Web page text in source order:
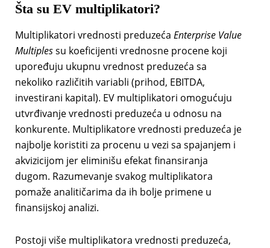
Šta su EV multiplikatori?
Multiplikatori vrednosti preduzeća Enterprise Value
Multiplessu koeficijenti vrednosne procene koji
upoređuju ukupnu vrednost preduzeća sa
nekoliko različitih variabli (prihod, EBITDA,
investirani kapital). EV multiplikatori omogućuju
utvrđivanje vrednosti preduzeća u odnosu na
konkurente. Multiplikatore vrednosti preduzeća je
najbolje koristiti za procenu u vezi sa spajanjem i
akvizicijom jer eliminišu efekat finansiranja
dugom. Razumevanje svakog multiplikatora
pomaže analitičarima da ih bolje primene u
finansijskoj analizi.
Postoji više multiplikatora vrednosti preduzeća,